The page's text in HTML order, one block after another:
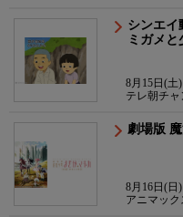
シンエイ
ミガメと
8月15日(土
テレ朝チャ
劇場版
8月16日(日
アニマック